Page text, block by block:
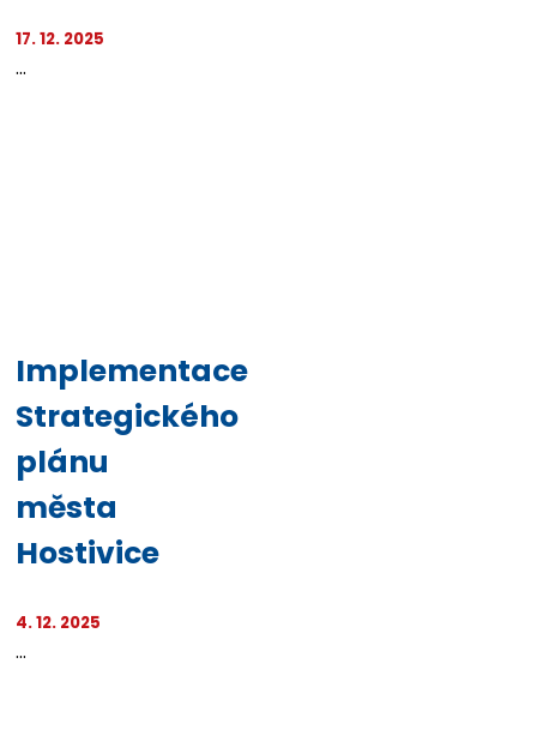
17. 12. 2025
...
Implementace
Strategického
plánu
města
Hostivice
4. 12. 2025
...